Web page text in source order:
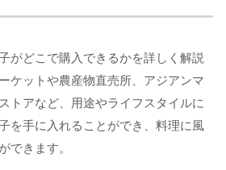
がどこで購入できるかを詳しく解説
ケットや農産物直売所、アジアンマ
トアなど、用途やライフスタイルに
を手に入れることができ、料理に風
できます。